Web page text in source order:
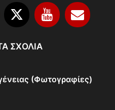
ΣΧΌΛΙΑ
(Φωτογραφίες)